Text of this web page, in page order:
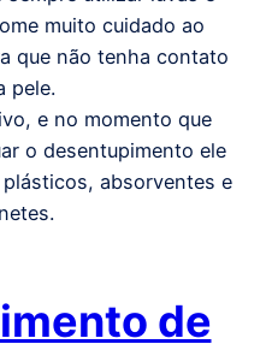
muito cuidado ao
que não tenha contato
pele.
e no momento que
o desentupimento ele
absorventes e
de